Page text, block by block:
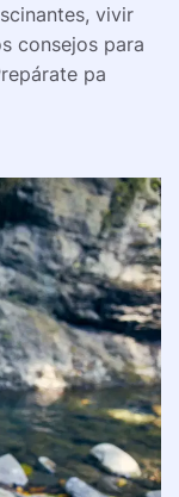
vivir
consejos para
pa